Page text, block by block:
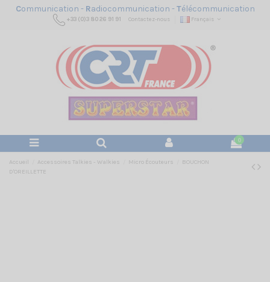
Communication - Radiocommunication -Télécommunication
+33 (0)3 80 26 91 91 Contactez-nous Français
0
Accueil Accessoires Talkies - Walkies Micro Écouteurs
BOUCHON
D'OREILLETTE